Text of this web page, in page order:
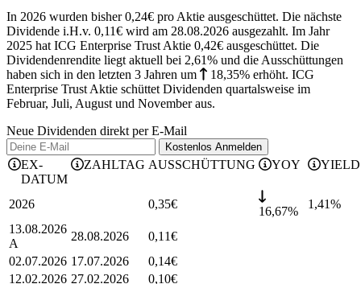
In 2026 wurden bisher 0,24€ pro Aktie ausgeschüttet. Die nächste
Dividende i.H.v. 0,11€ wird am 28.08.2026 ausgezahlt. Im Jahr
2025 hat ICG Enterprise Trust Aktie 0,42€ ausgeschüttet. Die
Dividendenrendite liegt aktuell bei 2,61% und die Ausschüttungen
haben sich in den letzten 3 Jahren um 18,35% erhöht. ICG
Enterprise Trust Aktie schüttet Dividenden quartalsweise im
Februar, Juli, August und November aus.
Neue Dividenden direkt per E-Mail
Kostenlos Anmelden
EX-
DATUM
ZAHLTAG AUSSCHÜTTUNG YOY YIELD
2026 0,35€
16,67%
1,41%
13.08.2026
A
28.08.2026 0,11€
02.07.2026 17.07.2026 0,14€
12.02.2026 27.02.2026 0,10€